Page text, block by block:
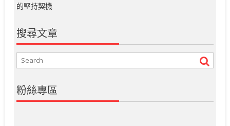
的堅持契機
搜尋文章
粉絲專區